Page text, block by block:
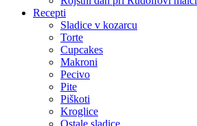
Recepti
Sladice v kozarcu
Torte
Cupcakes
Makroni
Pecivo
Pite
Piškoti
Kroglice
Ostale sladice